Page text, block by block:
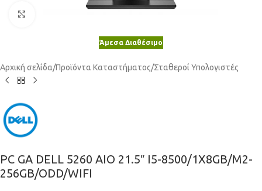
Άμεσα Διαθέσιμο
Αρχική σελίδα/Προϊόντα Καταστήματος/Σταθεροί Υπολογιστές
PC GA DELL 5260 AIO 21.5″ I5-8500/1X8GB/M2-
256GB/ODD/WIFI